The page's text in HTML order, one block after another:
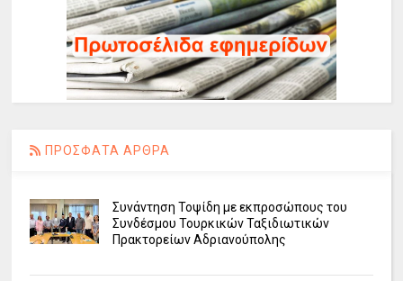
ΠΡΟΣΦΑΤΑ ΑΡΘΡΑ
Συνάντηση Τοψίδη με εκπροσώπους του
Συνδέσμου Τουρκικών Ταξιδιωτικών
Πρακτορείων Αδριανούπολης